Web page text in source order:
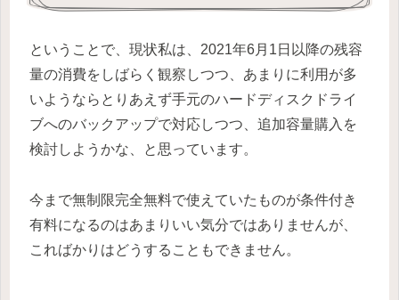
ということで、現状私は、2021年6月1日以降の残容
量の消費をしばらく観察しつつ、あまりに利用が多
いようならとりあえず手元のハードディスクドライ
ブへのバックアップで対応しつつ、追加容量購入を
検討しようかな、と思っています。
今まで無制限完全無料で使えていたものが条件付き
有料になるのはあまりいい気分ではありませんが、
こればかりはどうすることもできません。